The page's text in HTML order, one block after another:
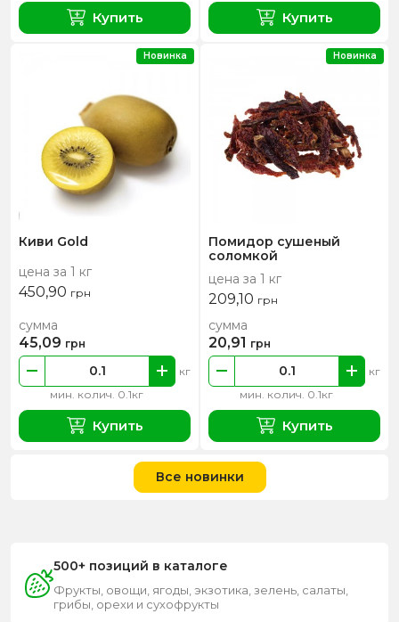
Купить Купить
Киви Gold
цена за 1 кг
450,90 грн
мин. колич. 0.1кг
кг
сумма
45,09 грн
Купить
Новинка
Помидор сушеный
соломкой
цена за 1 кг
209,10 грн
мин. колич. 0.1кг
кг
сумма
20,91 грн
Купить
Новинка
Все новинки
500+ позиций в каталоге
Фрукты, овощи, ягоды, экзотика, зелень, салаты,
грибы, орехи и сухофрукты